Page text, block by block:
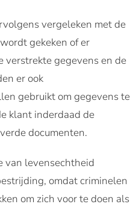
vergeleken met de
gekeken of er
verstrekte gegevens en de
er ook
gebruikt om gegevens te
klant inderdaad de
documenten.
van levensechtheid
omdat criminelen
om zich voor te doen als